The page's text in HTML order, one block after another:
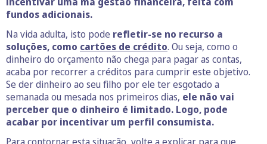
fundos adicionais.
Na vida adulta, isto pode refletir-se no recurso a
soluções, como cartões de crédito. Ou seja, como o
dinheiro do orçamento não chega para pagar as contas,
acaba por recorrer a créditos para cumprir este objetivo.
Se der dinheiro ao seu filho por ele ter esgotado a
semanada ou mesada nos primeiros dias, ele não vai
perceber que o dinheiro é limitado. Logo, pode
acabar por incentivar um perfil consumista.